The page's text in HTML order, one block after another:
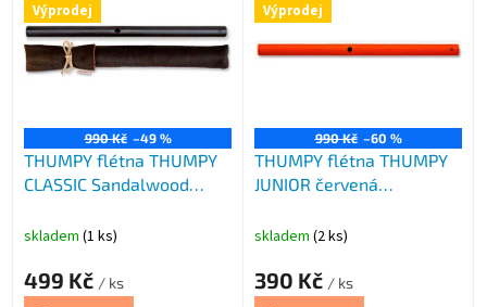
Výprodej
990 Kč –49 %
THUMPY flétna THUMPY
CLASSIC Sandalwood
skladem (1 ks)
499 Kč / ks
Výprodej
990 Kč –60 %
THUMPY flétna THUMPY
JUNIOR červená
skladem (2 ks)
390 Kč / ks